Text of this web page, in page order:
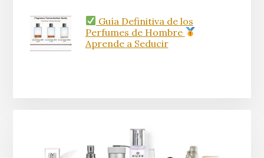
Guía Definitiva de los
Perfumes de Hombre
Aprende a Seducir